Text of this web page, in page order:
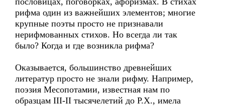
рифма один из важнейших элементов; многие
крупные поэты просто не признавали
нерифмованных стихов. Но всегда ли так
было? Когда и где возникла рифма?
Оказывается, большинство древнейших
литератур просто не знали рифму. Например,
поэзия Месопотамии, известная нам по
образцам III-II тысячелетий до Р.Х., имела